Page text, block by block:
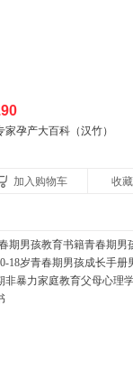
家孕产大百科（汉竹）
加入购物车 收藏